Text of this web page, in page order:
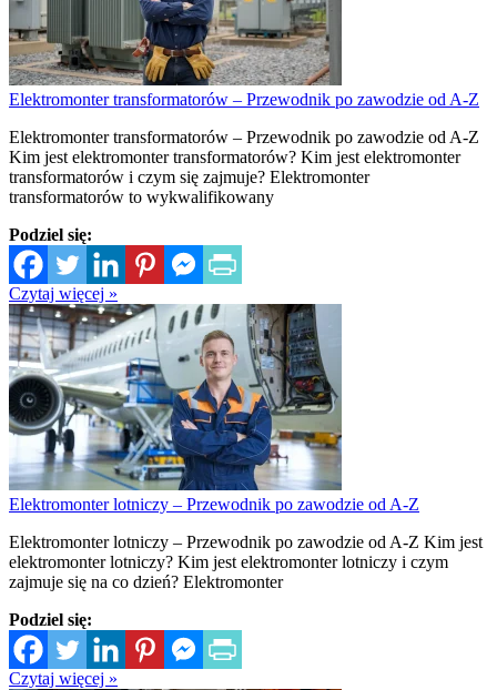
Elektromonter transformatorów – Przewodnik po zawodzie od A-Z
Elektromonter transformatorów – Przewodnik po zawodzie od A-Z
Kim jest elektromonter transformatorów? Kim jest elektromonter
transformatorów i czym się zajmuje? Elektromonter
transformatorów to wykwalifikowany
Podziel się:
Czytaj więcej »
Elektromonter lotniczy – Przewodnik po zawodzie od A-Z
Elektromonter lotniczy – Przewodnik po zawodzie od A-Z Kim jest
elektromonter lotniczy? Kim jest elektromonter lotniczy i czym
zajmuje się na co dzień? Elektromonter
Podziel się:
Czytaj więcej »